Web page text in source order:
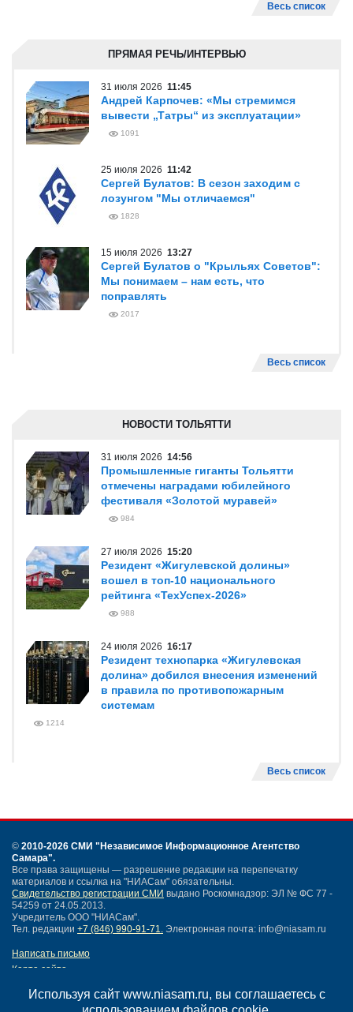
Используя сайт www.niasam.ru, вы соглашаетесь с
Весь список
ПРЯМАЯ РЕЧЬ/ИНТЕРВЬЮ
31 июля 2026 11:45
Андрей Карпочев: «Мы стремимся
вывести „Татры“ из эксплуатации»
1091
25 июля 2026 11:42
Сергей Булатов: В сезон заходим с
лозунгом "Мы отличаемся"
1828
15 июля 2026 13:27
Сергей Булатов о "Крыльях Советов":
Мы понимаем – нам есть, что
поправлять
2017
Весь список
НОВОСТИ ТОЛЬЯТТИ
31 июля 2026 14:56
Промышленные гиганты Тольятти
отмечены наградами юбилейного
фестиваля «Золотой муравей»
984
27 июля 2026 15:20
Резидент «Жигулевской долины»
вошел в топ-10 национального
рейтинга «ТехУспех-2026»
988
24 июля 2026 16:17
Резидент технопарка «Жигулевская
долина» добился внесения изменений
в правила по противопожарным
системам
1214
Весь список
© 2010-2026 СМИ "Независимое Информационное Агентство
Самара".
Все права защищены — разрешение редакции на перепечатку
материалов и ссылка на "НИАСам" обязательны.
Свидетельство регистрации СМИ выдано Роскомнадзор: ЭЛ № ФС 77 -
54259 от 24.05.2013.
Учредитель ООО "НИАСам".
Тел. редакции +7 (846) 990-91-71. Электронная почта: info@niasam.ru
Написать письмо
Карта сайта
Политика конфиденциальности